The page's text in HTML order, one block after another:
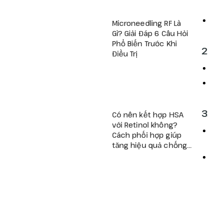
Microneedling RF Là
Gì? Giải Đáp 6 Câu Hỏi
Phổ Biến Trước Khi
Điều Trị
Có nên kết hợp HSA
với Retinol không?
Cách phối hợp giúp
tăng hiệu quả chống